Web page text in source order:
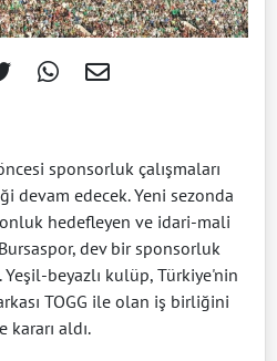
sponsorluk çalışmaları
devam edecek. Yeni sezonda
hedefleyen ve idari-mali
dev bir sponsorluk
beyazlı kulüp, Türkiye'nin
TOGG ile olan iş birliğini
aldı.